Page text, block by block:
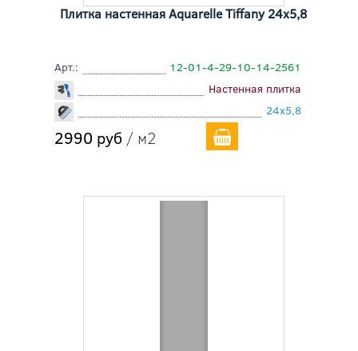
Плитка настенная Aquarelle Tiffany 24x5,8
Арт.:
12-01-4-29-10-14-2561
Настенная плитка
24x5,8
2990 руб / м2